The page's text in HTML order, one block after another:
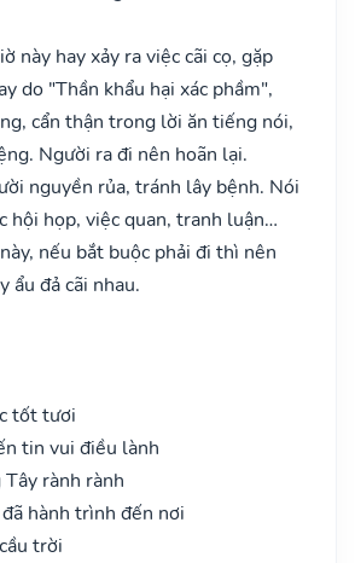
này hay xảy ra việc cãi cọ, gặp
do "Thần khẩu hại xác phầm",
cẩn thận trong lời ăn tiếng nói,
Người ra đi nên hoãn lại.
nguyền rủa, tránh lây bệnh. Nói
hội họp, việc quan, tranh luận…
nếu bắt buộc phải đi thì nên
ẩu đả cãi nhau.
tốt tươi
tin vui điều lành
rành rành
hành trình đến nơi
trời